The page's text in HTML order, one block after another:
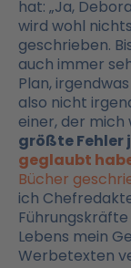
hat: „Ja,
wird wohl
geschrieben.
auch immer
Plan,
also nicht
einer, der
größte Fehler
geglaubt
Bücher
ich
Lebens mein
Werbetexten